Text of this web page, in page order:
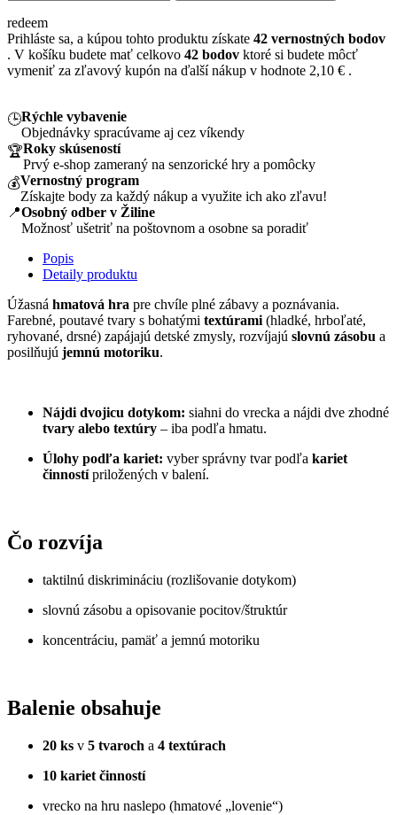
redeem
Prihláste sa, a kúpou tohto produktu získate 42 vernostných bodov
. V košíku budete mať celkovo 42 bodov ktoré si budete môcť
vymeniť za zľavový kupón na ďalší nákup v hodnote 2,10 € .
🕒Rýchle vybavenie
Objednávky spracúvame aj cez víkendy
🏆Roky skúseností
Prvý e-shop zameraný na senzorické hry a pomôcky
💰Vernostný program
Získajte body za každý nákup a využite ich ako zľavu!
📍Osobný odber v Žiline
Možnosť ušetriť na poštovnom a osobne sa poradiť
Popis
Detaily produktu
Úžasná hmatová hra pre chvíle plné zábavy a poznávania.
Farebné, poutavé tvary s bohatými textúrami(hladké, hrboľaté,
ryhované, drsné) zapájajú detské zmysly, rozvíjajú slovnú zásobu a
posilňujú jemnú motoriku.
Nájdi dvojicu dotykom: siahni do vrecka a nájdi dve zhodné
tvary alebo textúry – iba podľa hmatu.
Úlohy podľa kariet: vyber správny tvar podľa kariet
činnostípriložených v balení.
Čo rozvíja
taktilnú diskrimináciu (rozlišovanie dotykom)
slovnú zásobu a opisovanie pocitov/štruktúr
koncentráciu, pamäť a jemnú motoriku
Balenie obsahuje
20 ks v 5 tvaroch a 4 textúrach
10 kariet činností
vrecko na hru naslepo (hmatové „lovenie“)